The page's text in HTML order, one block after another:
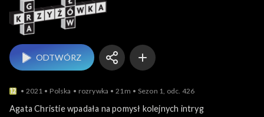
ODTWÓRZ
2021 Polska rozrywka 21m Sezon 1, odc. 426
Agata Christie wpadała na pomysł kolejnych intryg